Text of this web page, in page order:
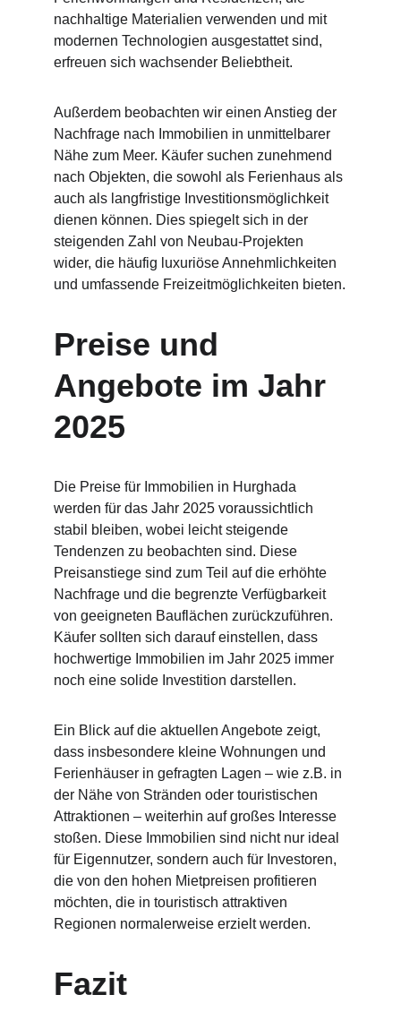
nachhaltige Materialien verwenden und mit
modernen Technologien ausgestattet sind,
erfreuen sich wachsender Beliebtheit.
Außerdem beobachten wir einen Anstieg der
Nachfrage nach Immobilien in unmittelbarer
Nähe zum Meer. Käufer suchen zunehmend
nach Objekten, die sowohl als Ferienhaus als
auch als langfristige Investitionsmöglichkeit
dienen können. Dies spiegelt sich in der
steigenden Zahl von Neubau-Projekten
wider, die häufig luxuriöse Annehmlichkeiten
und umfassende Freizeitmöglichkeiten bieten.
Preise und
Angebote im Jahr
2025
Die Preise für Immobilien in Hurghada
werden für das Jahr 2025 voraussichtlich
stabil bleiben, wobei leicht steigende
Tendenzen zu beobachten sind. Diese
Preisanstiege sind zum Teil auf die erhöhte
Nachfrage und die begrenzte Verfügbarkeit
von geeigneten Bauflächen zurückzuführen.
Käufer sollten sich darauf einstellen, dass
hochwertige Immobilien im Jahr 2025 immer
noch eine solide Investition darstellen.
Ein Blick auf die aktuellen Angebote zeigt,
dass insbesondere kleine Wohnungen und
Ferienhäuser in gefragten Lagen – wie z.B. in
der Nähe von Stränden oder touristischen
Attraktionen – weiterhin auf großes Interesse
stoßen. Diese Immobilien sind nicht nur ideal
für Eigennutzer, sondern auch für Investoren,
die von den hohen Mietpreisen profitieren
möchten, die in touristisch attraktiven
Regionen normalerweise erzielt werden.
Fazit